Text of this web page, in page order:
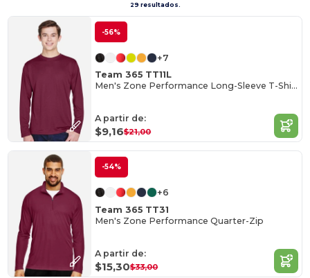
29 resultados.
-56%
+7
Team 365 TT11L
Men's Zone Performance Long-Sleeve T-Shirt
A partir de:
$9,16$21,00
-54%
+6
Team 365 TT31
Men's Zone Performance Quarter-Zip
A partir de:
$15,30$33,00